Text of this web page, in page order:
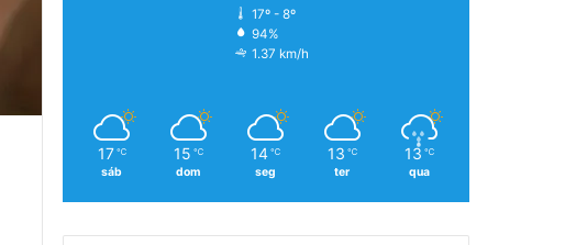
17º - 8º
94%
1.37 km/h
17 ℃
sáb
15 ℃
dom
14 ℃
seg
13 ℃
ter
13 ℃
qua